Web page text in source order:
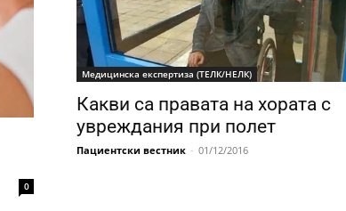
0
Медицинска експертиза (ТЕЛК/НЕЛК)
Какви са правата на хората с
увреждания при полет
Пациентски вестник - 01/12/2016